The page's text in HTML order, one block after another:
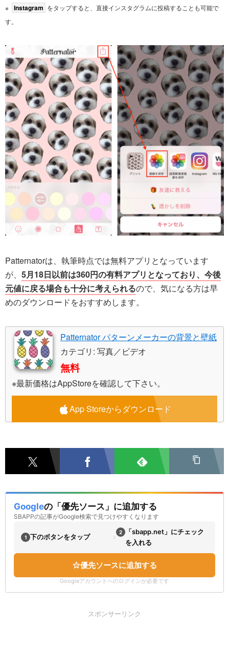
※ Instagram をタップすると、直接インスタグラムに投稿することも可能で
す。
Patternatorは、執筆時点では無料アプリとなっています
が、 5月18日以前は360円の有料アプリとなっており、今後
元値に戻る場合も十分に考えられるので、気になる方は早
めのダウンロードをおすすめします。
Patternator パターンメーカーの背景と壁紙
カテゴリ: 写真／ビデオ
無料
※最新価格はAppStoreを確認して下さい。
App Storeからダウンロード
Googleの「優先ソース」に追加する
SBAPPの記事がGoogle検索で見つけやすくなります
1 下のボタンをタップ › 2
「sbapp.net」にチェック
を入れる
優先ソースに追加する
Googleアカウントへのログインが必要です
スポンサーリンク